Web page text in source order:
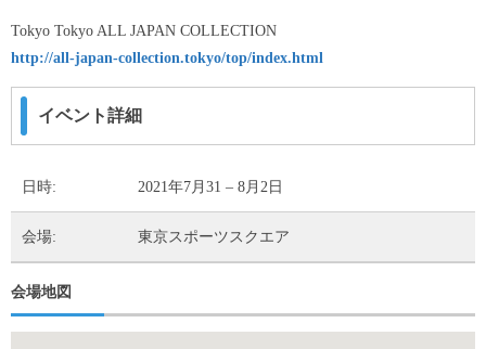
Tokyo Tokyo ALL JAPAN COLLECTION
http://all-japan-collection.tokyo/top/index.html
イベント詳細
日時: 2021年7月31 – 8月2日
会場: 東京スポーツスクエア
会場地図